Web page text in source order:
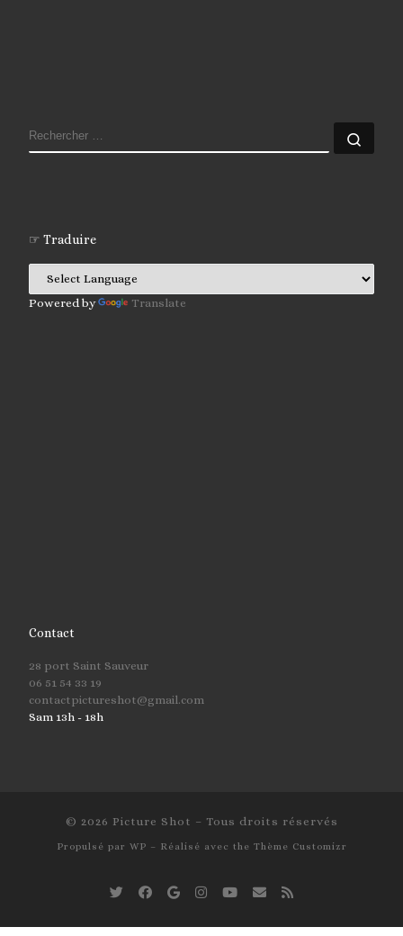
RECHERCHER
☞ Traduire
Powered by Translate
Contact
28 port Saint Sauveur
06 51 54 33 19
contactpictureshot@gmail.com
Sam 13h - 18h
© 2026 Picture Shot – Tous droits réservés
Propulsé par WP – Réalisé avec the Thème Customizr